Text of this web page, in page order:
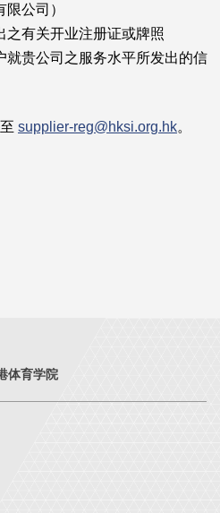
公司）
之有关开业注册证或牌照
就贵公司之服务水平所发出的信
supplier-reg@hksi.org.hk。
体育学院